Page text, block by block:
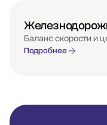
Баланс скорости и
Подробнее